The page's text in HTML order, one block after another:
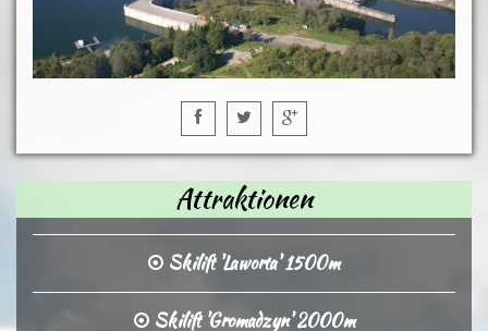
Attraktionen
Skilift 'Laworta' 1500m
Skilift 'Gromadzyn' 2000m